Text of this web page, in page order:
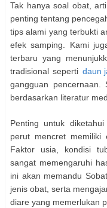
Tak hanya soal obat,
penting tentang
tips alami yang terbukti
efek samping. Kami
terbaru yang
tradisional seperti daun
gangguan pencernaan.
berdasarkan literatur
Penting untuk
perut mencret memiliki
Faktor usia, kondisi
sangat memengaruhi
ini akan memandu
jenis obat, serta
diare yang memerlukan